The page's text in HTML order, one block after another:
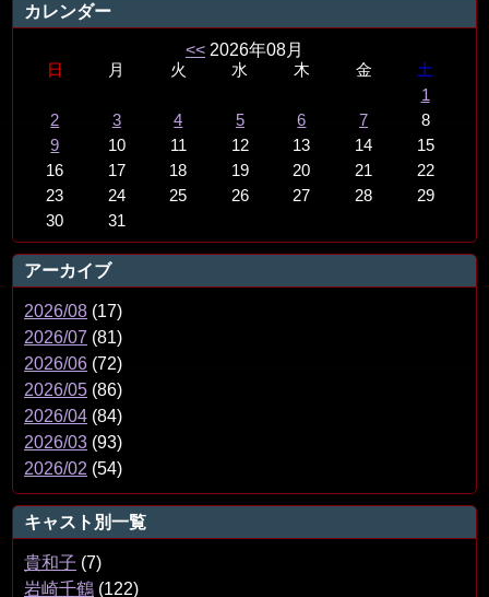
カレンダー
<< 2026年08月
日 月 火 水 木 金
土
1
2
3 4 5 6 7
8
9
10 11 12 13 14
15
16
17 18 19 20 21
22
23
24 25 26 27 28
29
30
31
アーカイブ
2026/08 (17)
2026/07 (81)
2026/06 (72)
2026/05 (86)
2026/04 (84)
2026/03 (93)
2026/02 (54)
キャスト別一覧
貴和子 (7)
岩崎千鶴 (122)